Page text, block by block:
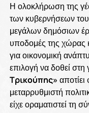
Η ολοκλήρωση της
των κυβερνήσεων του
μεγάλων δημόσιων
υποδομές της χώρας
για οικονομική
επιλογή να δοθεί
Τρικούπης»
μεταρρυθμιστή
είχε οραματιστεί τη